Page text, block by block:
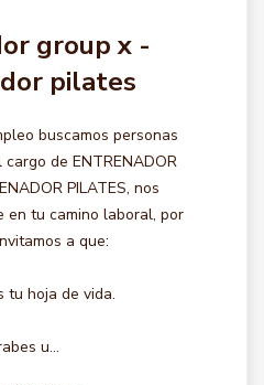
group x -
pilates
buscamos personas
de ENTRENADOR
PILATES, nos
en tu camino laboral, por
a que:
tu hoja de vida.
u...